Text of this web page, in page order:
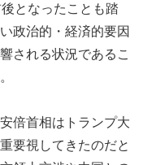
となったことも踏
政治的・経済的要因
される状況であるこ
倍首相はトランプ大
要視してきたのだと